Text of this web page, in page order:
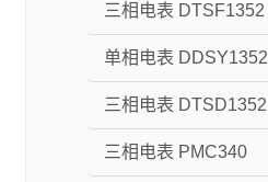
三相电表 DTSF1352
单相电表 DDSY1352
三相电表 DTSD1352
三相电表 PMC340